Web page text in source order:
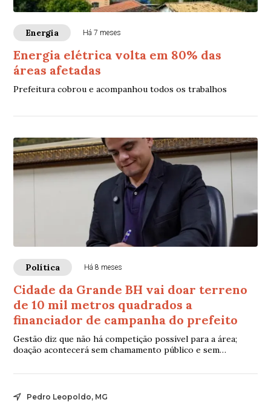
Energia Há 7 meses
Energia elétrica volta em 80% das
áreas afetadas
Prefeitura cobrou e acompanhou todos os trabalhos
Política Há 8 meses
Cidade da Grande BH vai doar terreno
de 10 mil metros quadrados a
financiador de campanha do prefeito
Gestão diz que não há competição possível para a área;
doação acontecerá sem chamamento público e sem
Pedro Leopoldo, MG